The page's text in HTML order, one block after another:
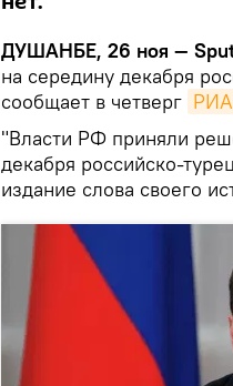
ДУШАНБЕ, 26 ноя —
на середину декабря
сообщает в четверг
"Власти РФ приняли
декабря российско-
издание слова своего